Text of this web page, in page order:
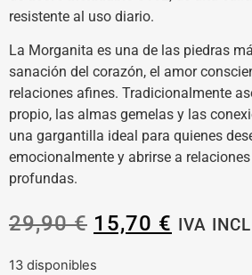
resistente al uso diario.
La Morganita es una de las piedras
sanación del corazón, el amor
relaciones afines. Tradicionalmente
propio, las almas gemelas y las
una gargantilla ideal para quienes
emocionalmente y abrirse a
profundas.
29,90€ 15,70 € IVA
13 disponibles